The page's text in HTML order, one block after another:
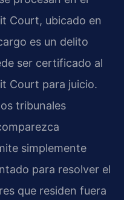
Court, ubicado en
es un delito
ser certificado al
Court para juicio.
tribunales
simplemente
para resolver el
que residen fuera